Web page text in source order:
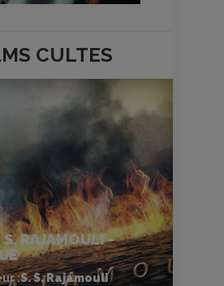
CULTES
S. RAJAMOULI -
:S. S. Rajamouli